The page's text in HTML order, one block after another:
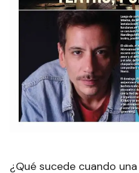
¿Qué sucede cuando